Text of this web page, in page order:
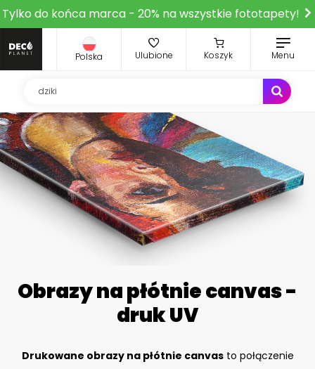
Tylko do końca marca - 20% na wszystkie fototapety!
Polska Ulubione Koszyk Menu
Obrazy na płótnie canvas -
druk UV
Drukowane obrazy na płótnie canvasto połączenie